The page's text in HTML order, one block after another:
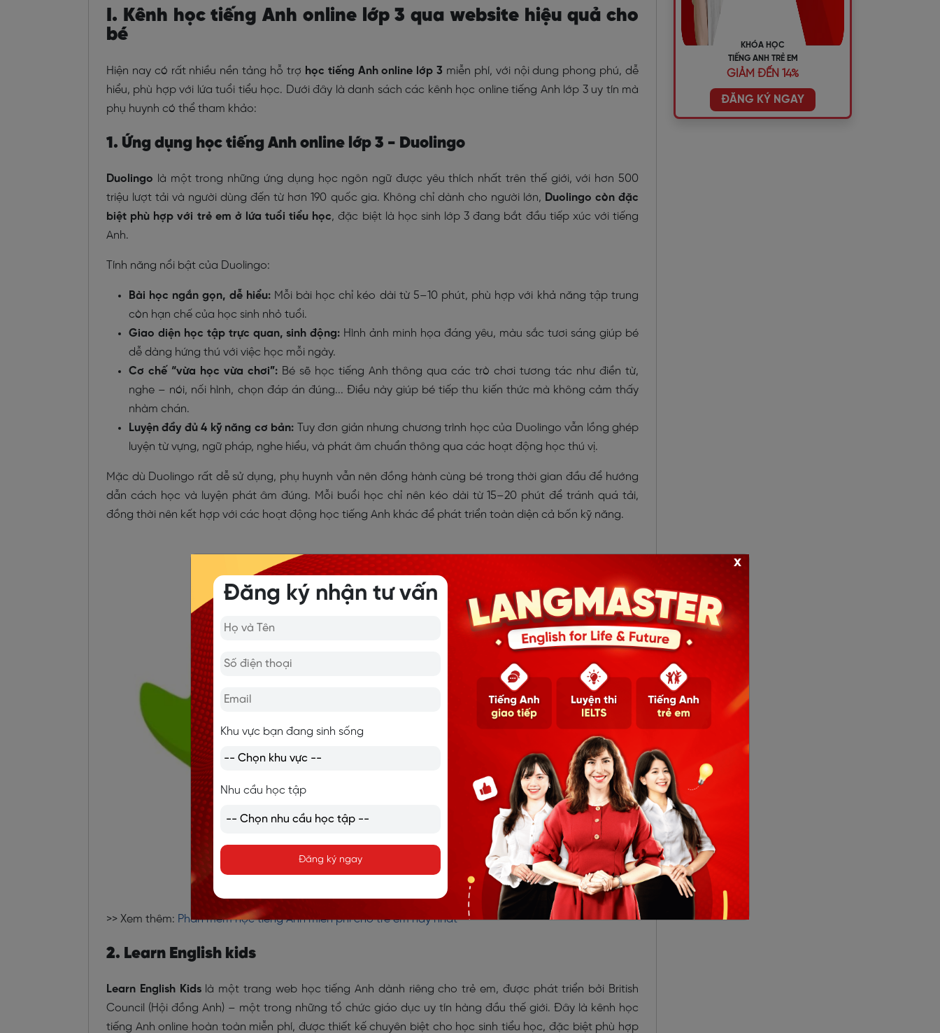
I. Kênh học tiếng Anh online lớp 3 qua website hiệu quả cho
bé
Hiện nay có rất nhiều nền tảng hỗ trợ học tiếng Anh online lớp 3 miễn phí, với nội dung phong phú, dễ
hiểu, phù hợp với lứa tuổi tiểu học. Dưới đây là danh sách các kênh học online tiếng Anh lớp 3 uy tín mà
phụ huynh có thể tham khảo:
1. Ứng dụng học tiếng Anh online lớp 3 - Duolingo
Duolingo là một trong những ứng dụng học ngôn ngữ được yêu thích nhất trên thế giới, với hơn 500
triệu lượt tải và người dùng đến từ hơn 190 quốc gia. Không chỉ dành cho người lớn, Duolingo còn đặc
biệt phù hợp với trẻ em ở lứa tuổi tiểu học, đặc biệt là học sinh lớp 3 đang bắt đầu tiếp xúc với tiếng
Anh.
Tính năng nổi bật của Duolingo:
Bài học ngắn gọn, dễ hiểu:Mỗi bài học chỉ kéo dài từ 5–10 phút, phù hợp với khả năng tập trung
còn hạn chế của học sinh nhỏ tuổi.
Giao diện học tập trực quan, sinh động: Hình ảnh minh họa đáng yêu, màu sắc tươi sáng giúp bé
dễ dàng hứng thú với việc học mỗi ngày.
Cơ chế “vừa học vừa chơi”:Bé sẽ học tiếng Anh thông qua các trò chơi tương tác như điền từ,
nghe – nói, nối hình, chọn đáp án đúng... Điều này giúp bé tiếp thu kiến thức mà không cảm thấy
nhàm chán.
Luyện đầy đủ 4 kỹ năng cơ bản: Tuy đơn giản nhưng chương trình học của Duolingo vẫn lồng ghép
luyện từ vựng, ngữ pháp, nghe hiểu, và phát âm chuẩn thông qua các hoạt động học thú vị.
Mặc dù Duolingo rất dễ sử dụng, phụ huynh vẫn nên đồng hành cùng bé trong thời gian đầu để hướng
dẫn cách học và luyện phát âm đúng. Mỗi buổi học chỉ nên kéo dài từ 15–20 phút để tránh quá tải,
đồng thời nên kết hợp với các hoạt động học tiếng Anh khác để phát triển toàn diện cả bốn kỹ năng.
>> Xem thêm: Phần mềm học tiếng Anh miễn phí cho trẻ em hay nhất
2. Learn English kids
Learn English Kidslà một trang web học tiếng Anh dành riêng cho trẻ em, được phát triển bởi British
Council (Hội đồng Anh) – một trong những tổ chức giáo dục uy tín hàng đầu thế giới. Đây là kênh học
tiếng Anh online hoàn toàn miễn phí, được thiết kế chuyên biệt cho học sinh tiểu học, đặc biệt phù hợp
KHÓA HỌC
TIẾNG ANH TRẺ EM
GIẢM ĐẾN 14%
ĐĂNG KÝ NGAY
Đăng ký nhận tư vấn
Khu vực bạn đang sinh sống
Nhu cầu học tập
Đăng ký ngay
x